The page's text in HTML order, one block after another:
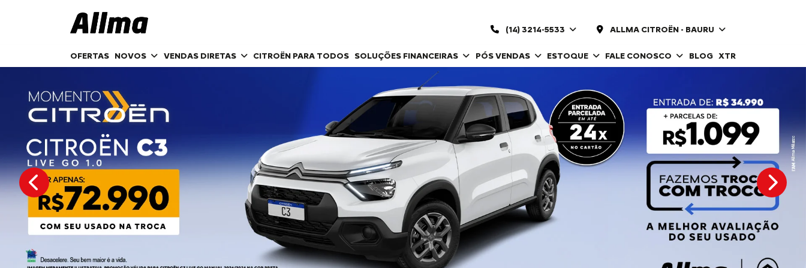
(14) 3214-5533 ALLMA CITROËN - BAURU
OFERTAS NOVOS VENDAS DIRETAS CITROËN PARA TODOS SOLUÇÕES FINANCEIRAS PÓS VENDAS ESTOQUE FALE CONOSCO BLOG XTR
templates.template-01.components.carousel.texts.control_prev